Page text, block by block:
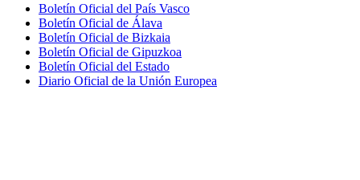
Boletín Oficial del País Vasco
Boletín Oficial de Álava
Boletín Oficial de Bizkaia
Boletín Oficial de Gipuzkoa
Boletín Oficial del Estado
Diario Oficial de la Unión Europea